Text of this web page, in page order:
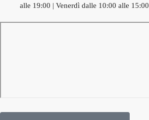
alle 19:00 | Venerdì dalle 10:00 alle 15:00